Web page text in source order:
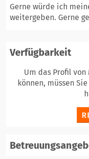
Gerne würde ich
weitergeben. Gerne
Verfügbarkeit
Um das Profil
können, müssen